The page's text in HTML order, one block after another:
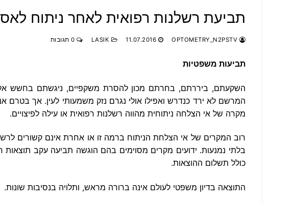
תביעת רשלנות רפואית לאחר ניתוח
11.07.2016
תביעות משפטיות
השקעתם, ביררתם, בחרתם מכון להסרת משקפיים, ניגשתם בחשש אל
המרשם לא ירד כנדרש ואפילו אולי נגרם נזק משמעותי לעין. אך
מקרה של אי הצלחה ניתוחית מהווה רשלנות רפואית או עילה לפיצויים.
רוב המקרים של אי הצלחת הניתוח ברמה זו או אחרת אינם קשורים
בלתי נמנעות. ידועים מקרים מסוימים בהם הוגשה תביעה עקב תוצאות
כולל תשלום ההוצאות.
התוצאה בדיון משפטי לעולם אינה ברורה מראש, ותלויה בנסיבות שונות.